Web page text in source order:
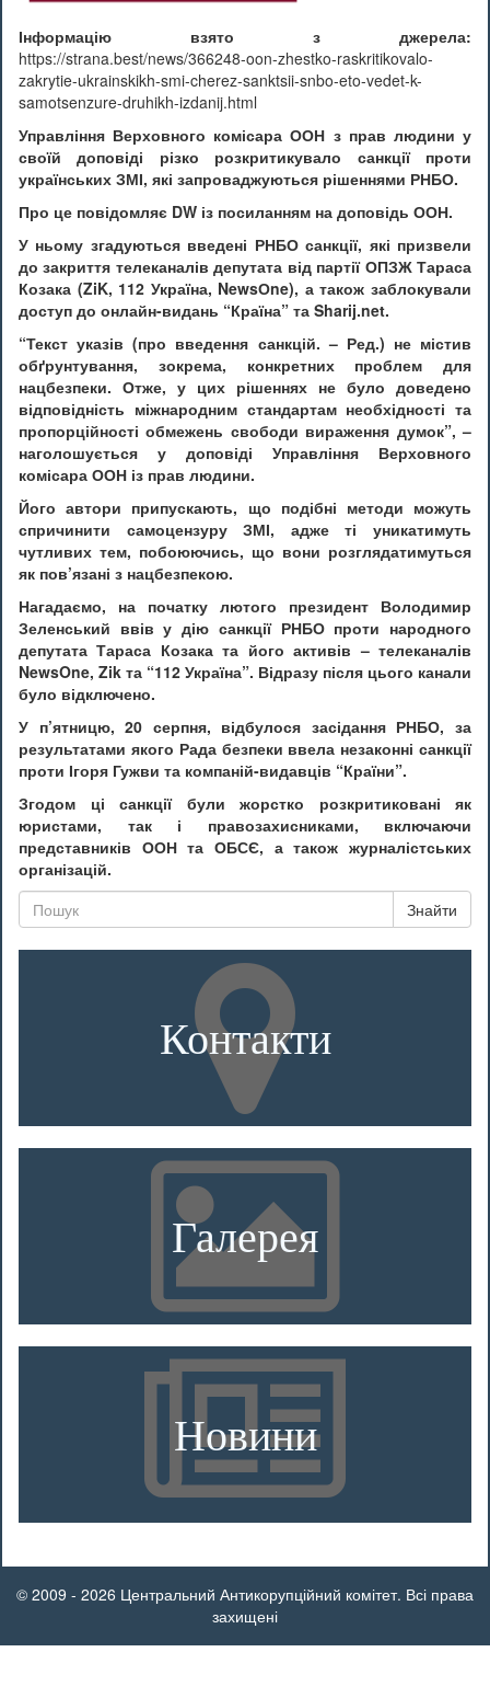
Інформацію взято з джерела:
https://strana.best/news/366248-oon-zhestko-raskritikovalo-
zakrytie-ukrainskikh-smi-cherez-sanktsii-snbo-eto-vedet-k-
samotsenzure-druhikh-izdanij.html
Управління Верховного комісара ООН з прав людини у
своїй доповіді різко розкритикувало санкції проти
українських ЗМІ, які запроваджуються рішеннями РНБО.
Про це повідомляє DW із посиланням на доповідь ООН.
У ньому згадуються введені РНБО санкції, які призвели
до закриття телеканалів депутата від партії ОПЗЖ Тараса
Козака (ZiK, 112 Україна, NewsОne), а також заблокували
доступ до онлайн-видань “Країна” та Sharij.net.
“Текст указів (про введення санкцій. – Ред.) не містив
обґрунтування, зокрема, конкретних проблем для
нацбезпеки. Отже, у цих рішеннях не було доведено
відповідність міжнародним стандартам необхідності та
пропорційності обмежень свободи вираження думок”, –
наголошується у доповіді Управління Верховного
комісара ООН із прав людини.
Його автори припускають, що подібні методи можуть
спричинити самоцензуру ЗМІ, адже ті уникатимуть
чутливих тем, побоюючись, що вони розглядатимуться
як пов’язані з нацбезпекою.
Нагадаємо, на початку лютого президент Володимир
Зеленський ввів у дію санкції РНБО проти народного
депутата Тараса Козака та його активів – телеканалів
NewsOne, Zik та “112 Україна”. Відразу після цього канали
було відключено.
У п’ятницю, 20 серпня, відбулося засідання РНБО, за
результатами якого Рада безпеки ввела незаконні санкції
проти Ігоря Гужви та компаній-видавців “Країни”.
Згодом ці санкції були жорстко розкритиковані як
юристами, так і правозахисниками, включаючи
представників ООН та ОБСЄ, а також журналістських
організацій.
Знайти
Контакти
Галерея
Новини
© 2009 - 2026 Центральний Антикорупційний комітет. Всі права
захищені